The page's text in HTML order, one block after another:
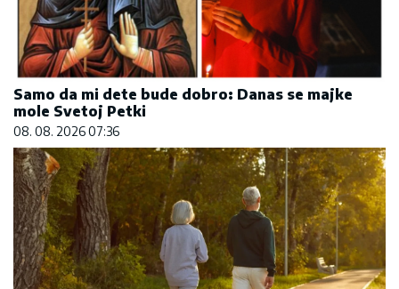
Samo da mi dete bude dobro: Danas se majke
mole Svetoj Petki
08. 08. 2026 07:36